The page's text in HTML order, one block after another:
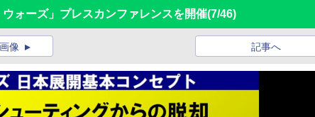
ォーズ」プレスカンファレンスを開催(7/46)
記事へ
像